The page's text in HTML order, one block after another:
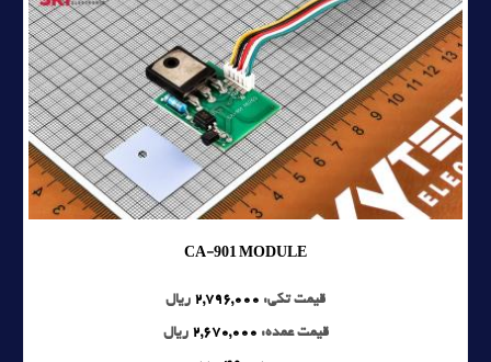
CA-901 MODULE
قیمت تکی: 2,796,000 ریال
قیمت عمده: 2,670,000 ریال